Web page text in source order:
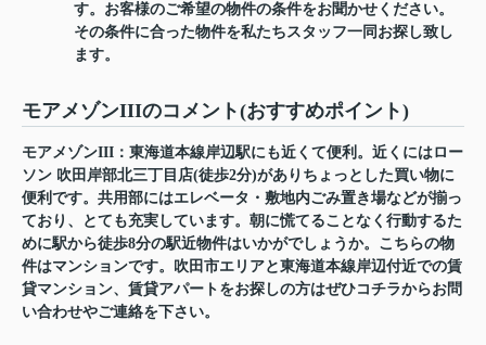
す。お客様のご希望の物件の条件をお聞かせください。
その条件に合った物件を私たちスタッフ一同お探し致し
ます。
モアメゾンIIIのコメント(おすすめポイント)
モアメゾンIII：東海道本線岸辺駅にも近くて便利。近くにはロー
ソン 吹田岸部北三丁目店(徒歩2分)がありちょっとした買い物に
便利です。共用部にはエレベータ・敷地内ごみ置き場などが揃っ
ており、とても充実しています。朝に慌てることなく行動するた
めに駅から徒歩8分の駅近物件はいかがでしょうか。こちらの物
件はマンションです。吹田市エリアと東海道本線岸辺付近での賃
貸マンション、賃貸アパートをお探しの方はぜひコチラからお問
い合わせやご連絡を下さい。